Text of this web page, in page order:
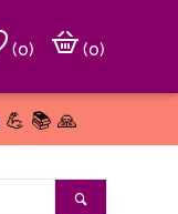
(0)
(0)
💪 📚 🙏